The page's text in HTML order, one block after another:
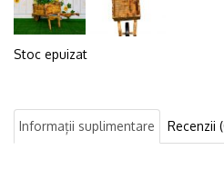
Stoc epuizat
Informații suplimentare Recenzii